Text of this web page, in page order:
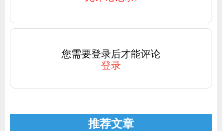
您需要登录后才能评论
登录
推荐文章